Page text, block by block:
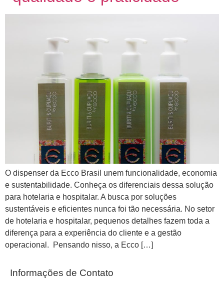
O dispenser da Ecco Brasil unem funcionalidade, economia
e sustentabilidade. Conheça os diferenciais dessa solução
para hotelaria e hospitalar. A busca por soluções
sustentáveis e eficientes nunca foi tão necessária. No setor
de hotelaria e hospitalar, pequenos detalhes fazem toda a
diferença para a experiência do cliente e a gestão
operacional. Pensando nisso, a Ecco […]
Informações de Contato